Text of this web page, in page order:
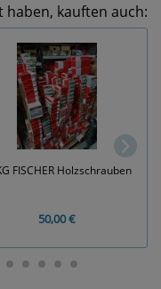
haben, kauften auch:
FISCHER Holzschrauben
50,00 €